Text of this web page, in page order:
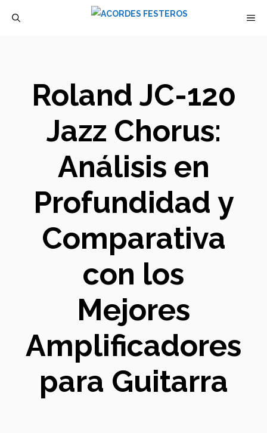
Roland JC-120
Jazz Chorus:
Análisis en
Profundidad y
Comparativa
con los
Mejores
Amplificadores
para Guitarra